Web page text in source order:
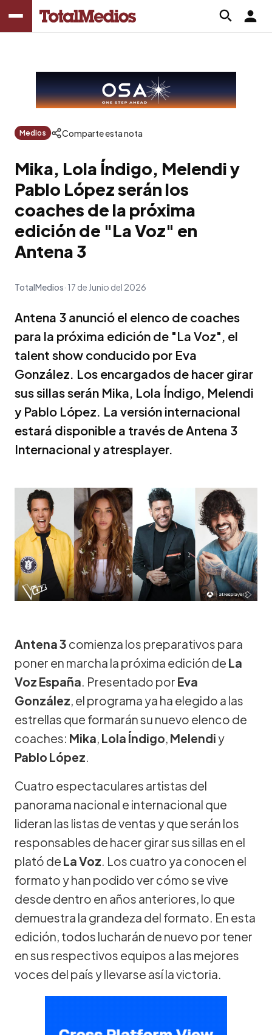
Medios Comparte esta nota
Mika, Lola Índigo, Melendi y
Pablo López serán los
coaches de la próxima
edición de "La Voz" en
Antena 3
TotalMedios 17 de Junio del 2026
Antena 3 anunció el elenco de coaches
para la próxima edición de "La Voz", el
talent show conducido por Eva
González. Los encargados de hacer girar
sus sillas serán Mika, Lola Índigo, Melendi
y Pablo López. La versión internacional
estará disponible a través de Antena 3
Internacional y atresplayer.
Antena 3 comienza los preparativos para
poner en marcha la próxima edición de La
Voz España. Presentado por Eva
González, el programa ya ha elegido a las
estrellas que formarán su nuevo elenco de
coaches: Mika, Lola Índigo, Melendi y
Pablo López.
Cuatro espectaculares artistas del
panorama nacional e internacional que
lideran las listas de ventas y que serán los
responsables de hacer girar sus sillas en el
plató de La Voz. Los cuatro ya conocen el
formato y han podido ver cómo se vive
desde dentro en años anteriores, lo que
demuestra la grandeza del formato. En esta
edición, todos lucharán de nuevo por tener
en sus respectivos equipos a las mejores
voces del país y llevarse así la victoria.